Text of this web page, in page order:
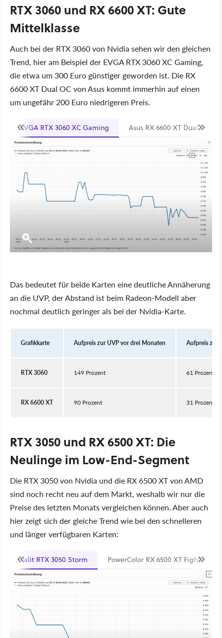
RTX 3060 und RX 6600 XT: Gute
Mittelklasse
Auch bei der RTX 3060 von Nvidia sehen wir den gleichen
Trend, hier am Beispiel der EVGA RTX 3060 XC Gaming,
die etwa um 300 Euro günstiger geworden ist. Die RX
6600 XT Dual OC von Asus kommt immerhin auf einen
um ungefähr 200 Euro niedrigeren Preis.
EVGA RTX 3060 XC Gaming Asus RX 6600 XT Dual OC
Das bedeutet für beide Karten eine deutliche Annäherung
an die UVP, der Abstand ist beim Radeon-Modell aber
nochmal deutlich geringer als bei der Nvidia-Karte.
Grafikkarte Aufpreis zur UVP vor drei Monaten Aufpreis zur
RTX 3060 149 Prozent 61 Prozent
RX 6600 XT 90 Prozent 31 Prozent
RTX 3050 und RX 6500 XT: Die
Neulinge im Low-End-Segment
Die RTX 3050 von Nvidia und die RX 6500 XT von AMD
sind noch recht neu auf dem Markt, weshalb wir nur die
Preise des letzten Monats vergleichen können. Aber auch
hier zeigt sich der gleiche Trend wie bei den schnelleren
und länger verfügbaren Karten:
Palit RTX 3050 Storm PowerColor RX 6500 XT Fighter